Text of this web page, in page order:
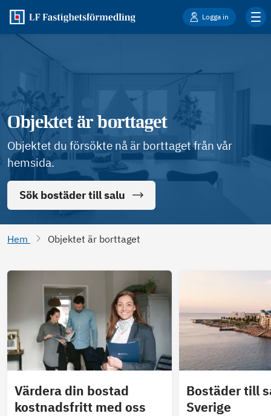
Logga in
Objektet är borttaget
Objektet du försökte nå är borttaget från vår
hemsida.
Sök bostäder till salu
Hem Objektet är borttaget
Värdera din bostad
kostnadsfritt med oss
Bostäder till
Sverige